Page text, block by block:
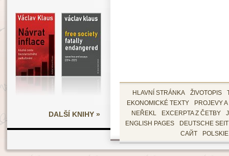
DALŠÍ KNIHY »
HLAVNÍ STRÁNKA ŽIVOTOPIS
EKONOMICKÉ TEXTY
PROJEVY
NEŘEKL
EXCERPTA Z ČETBY
ENGLISH PAGES
DEUTSCHE
САЙТ